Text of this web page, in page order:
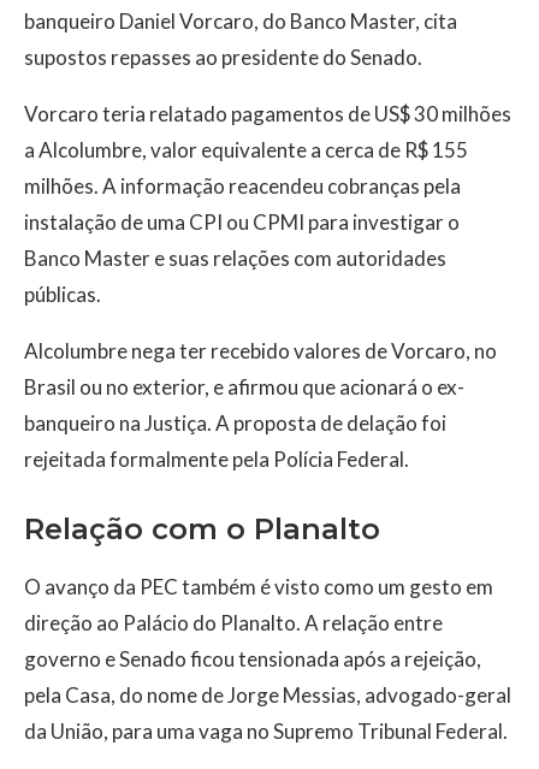
banqueiro Daniel Vorcaro, do Banco Master, cita
supostos repasses ao presidente do Senado.
Vorcaro teria relatado pagamentos de US$ 30 milhões
a Alcolumbre, valor equivalente a cerca de R$ 155
milhões. A informação reacendeu cobranças pela
instalação de uma CPI ou CPMI para investigar o
Banco Master e suas relações com autoridades
públicas.
Alcolumbre nega ter recebido valores de Vorcaro, no
Brasil ou no exterior, e afirmou que acionará o ex-
banqueiro na Justiça. A proposta de delação foi
rejeitada formalmente pela Polícia Federal.
Relação com o Planalto
O avanço da PEC também é visto como um gesto em
direção ao Palácio do Planalto. A relação entre
governo e Senado ficou tensionada após a rejeição,
pela Casa, do nome de Jorge Messias, advogado-geral
da União, para uma vaga no Supremo Tribunal Federal.